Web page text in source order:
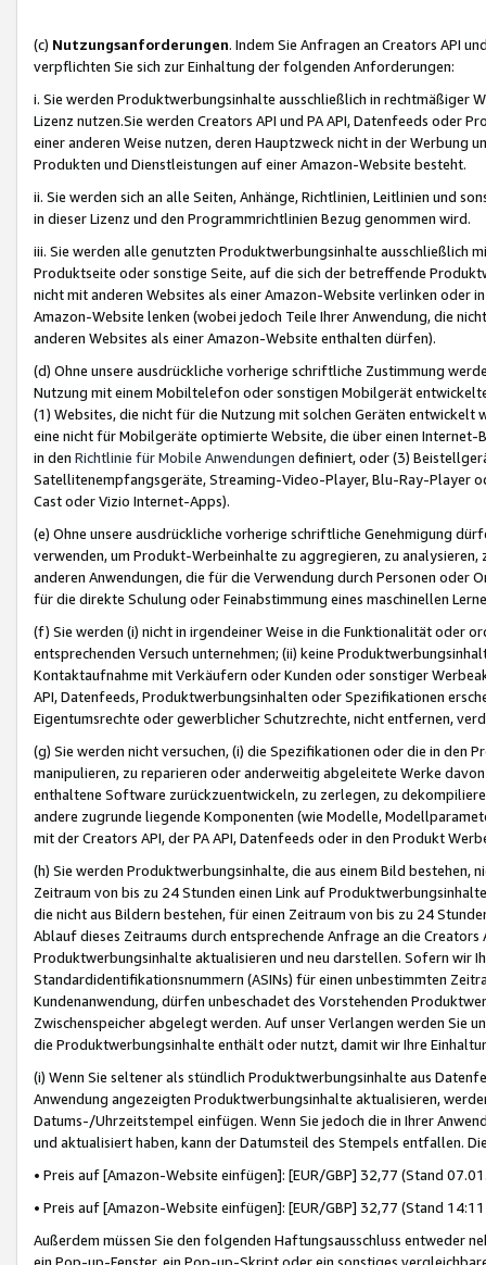
(c) Nutzungsanforderungen. Indem Sie Anfragen an Creators API
verpflichten Sie sich zur Einhaltung der folgenden Anforderungen:
i. Sie werden Produktwerbungsinhalte ausschließlich in rechtmäßiger
Lizenz nutzen.Sie werden Creators API und PA API, Datenfeeds oder
einer anderen Weise nutzen, deren Hauptzweck nicht in der Werbung
Produkten und Dienstleistungen auf einer Amazon-Website besteht.
ii. Sie werden sich an alle Seiten, Anhänge, Richtlinien, Leitlinien und
in dieser Lizenz und den Programmrichtlinien Bezug genommen wird.
iii. Sie werden alle genutzten Produktwerbungsinhalte ausschließlich
Produktseite oder sonstige Seite, auf die sich der betreffende
nicht mit anderen Websites als einer Amazon-Website verlinken oder
Amazon-Website lenken (wobei jedoch Teile Ihrer Anwendung, die
anderen Websites als einer Amazon-Website enthalten dürfen).
(d) Ohne unsere ausdrückliche vorherige schriftliche Zustimmung
Nutzung mit einem Mobiltelefon oder sonstigen Mobilgerät
(1) Websites, die nicht für die Nutzung mit solchen Geräten
eine nicht für Mobilgeräte optimierte Website, die über einen
in den Richtlinie für Mobile Anwendungen definiert, oder (3)
Satellitenempfangsgeräte, Streaming-Video-Player, Blu-Ray-Player
Cast oder Vizio Internet-Apps).
(e) Ohne unsere ausdrückliche vorherige schriftliche Genehmigung
verwenden, um Produkt-Werbeinhalte zu aggregieren, zu
anderen Anwendungen, die für die Verwendung durch Personen
für die direkte Schulung oder Feinabstimmung eines maschinellen
(f) Sie werden (i) nicht in irgendeiner Weise in die Funktionalität oder
entsprechenden Versuch unternehmen; (ii) keine
Kontaktaufnahme mit Verkäufern oder Kunden oder sonstiger
API, Datenfeeds, Produktwerbungsinhalten oder Spezifikationen
Eigentumsrechte oder gewerblicher Schutzrechte, nicht entfernen,
(g) Sie werden nicht versuchen, (i) die Spezifikationen oder die in
manipulieren, zu reparieren oder anderweitig abgeleitete Werke
enthaltene Software zurückzuentwickeln, zu zerlegen, zu
andere zugrunde liegende Komponenten (wie Modelle,
mit der Creators API, der PA API, Datenfeeds oder in den Produkt
(h) Sie werden Produktwerbungsinhalte, die aus einem Bild bestehen,
Zeitraum von bis zu 24 Stunden einen Link auf
die nicht aus Bildern bestehen, für einen Zeitraum von bis zu 24
Ablauf dieses Zeitraums durch entsprechende Anfrage an die
Produktwerbungsinhalte aktualisieren und neu darstellen. Sofern wir
Standardidentifikationsnummern (ASINs) für einen unbestimmten
Kundenanwendung, dürfen unbeschadet des Vorstehenden
Zwischenspeicher abgelegt werden. Auf unser Verlangen werden Sie
die Produktwerbungsinhalte enthält oder nutzt, damit wir Ihre
(i) Wenn Sie seltener als stündlich Produktwerbungsinhalte aus
Anwendung angezeigten Produktwerbungsinhalte aktualisieren,
Datums-/Uhrzeitstempel einfügen. Wenn Sie jedoch die in Ihrer
und aktualisiert haben, kann der Datumsteil des Stempels entfallen.
• Preis auf [Amazon-Website einfügen]: [EUR/GBP] 32,77 (Stand
• Preis auf [Amazon-Website einfügen]: [EUR/GBP] 32,77 (Stand
Außerdem müssen Sie den folgenden Haftungsausschluss entweder
ein Pop-up-Fenster, ein Pop-up-Skript oder ein sonstiges